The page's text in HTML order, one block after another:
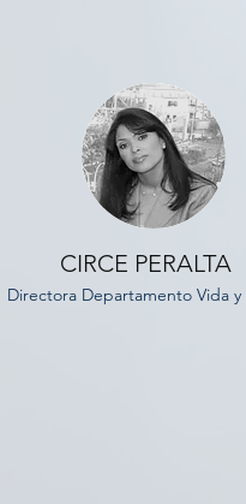
CIRCE PERALTA
Directora Departamento Vida y